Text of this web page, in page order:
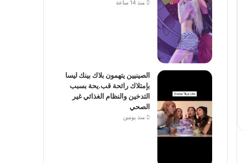
منذ 14 ساعة
الصينيين يتهمون بلاك بينك ليسا
بإمتلاك رائحة قب.يحة بسبب
التدخين والنظام الغذائي غير
الصحي
منذ يومين